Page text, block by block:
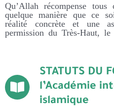
Qu’Allah récompense
quelque manière que ce
réalité concrète et une
permission du Très-Haut, le
STATUTS DU
l’Académie
islamique